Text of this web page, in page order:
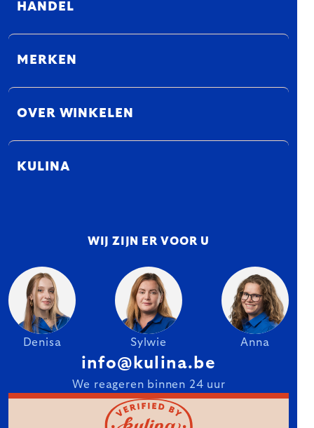
HANDEL
MERKEN
OVER WINKELEN
KULINA
WIJ ZIJN ER VOOR U
Denisa Sylwie Anna
info@kulina.be
We reageren binnen 24 uur